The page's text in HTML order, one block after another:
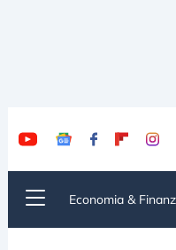
Economia &